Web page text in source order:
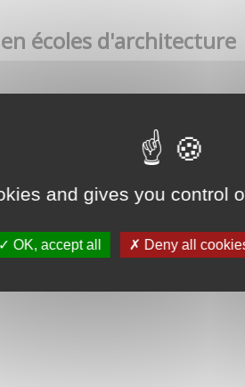
and gives you control
OK, accept all Deny all
écoles d'architecture